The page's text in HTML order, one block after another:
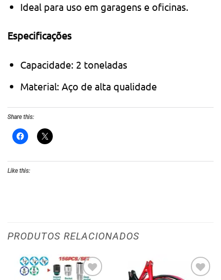
Ideal para uso em garagens e oficinas.
Especificações
Capacidade: 2 toneladas
Material: Aço de alta qualidade
Share this:
Like this:
PRODUTOS RELACIONADOS